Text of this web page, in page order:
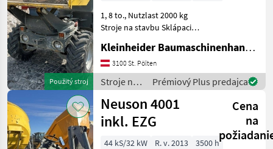
Použitý stroj
1, 8 to., Nutzlast 2000 kg
Stroje na stavbu Sklápacie
Kleinheider Baumaschinenhandel GmbH.
3100 St. Pölten
Stroje na
stavbu /
Neuson
Prémiový Plus predajca
Neuson 4001
inkl. EZG
Cena
na
44 kS/32 kW R. v. 2013
3500 h